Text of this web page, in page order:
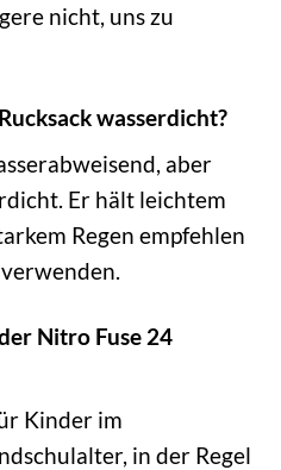
nicht, uns zu
wasserdicht?
aber
Er hält leichtem
Regen empfehlen
Nitro Fuse 24
Kinder im
in der Regel